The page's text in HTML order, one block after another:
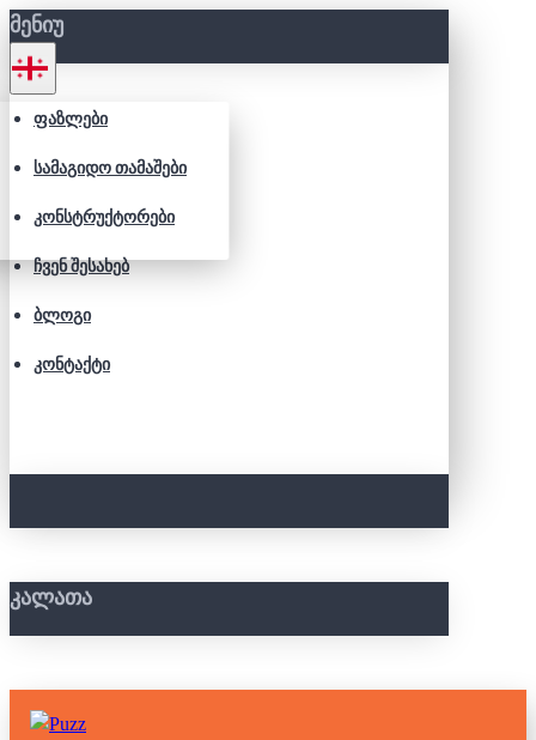
ᲛᲔᲜᲘᲣ
ᲤᲐᲖᲚᲔᲑᲘ
ᲡᲐᲛᲐᲒᲘᲓᲝ ᲗᲐᲛᲐᲨᲔᲑᲘ
ᲙᲝᲜᲡᲢᲠᲣᲥᲢᲝᲠᲔᲑᲘ
ᲩᲕᲔᲜ ᲨᲔᲡᲐᲮᲔᲑ
ᲑᲚᲝᲒᲘ
ᲙᲝᲜᲢᲐᲥᲢᲘ
ᲙᲐᲚᲐᲗᲐ